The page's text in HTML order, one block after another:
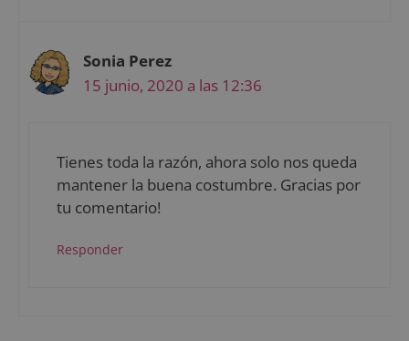
Sonia Perez
15 junio, 2020 a las 12:36
Tienes toda la razón, ahora solo nos queda
mantener la buena costumbre. Gracias por
tu comentario!
Responder